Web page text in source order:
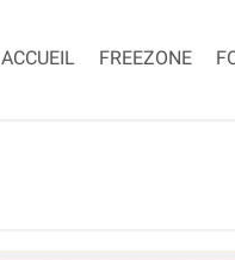
ACCUEIL FREEZONE